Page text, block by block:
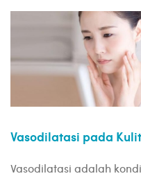
Vasodilatasi pada
Vasodilatasi adalah